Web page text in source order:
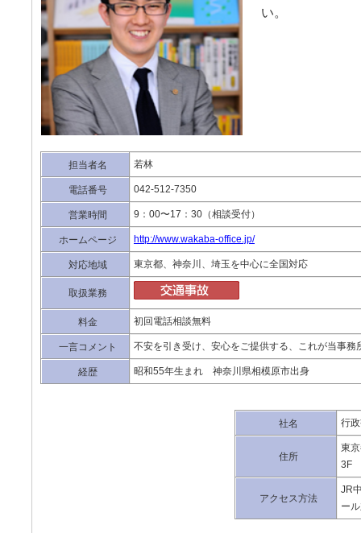
い。
担当者名 若林
電話番号 042-512-7350
営業時間 9：00〜17：30（相談受付）
ホームページ http://www.wakaba-office.jp/
対応地域 東京都、神奈川、埼玉を中心に全国対応
取扱業務
料金 初回電話相談無料
一言コメント 不安を引き受け、安心をご提供する、これが当事
経歴 昭和55年生まれ 神奈川県相模原市出身
社名 行
住所
東
3F
アクセス方法
JR
ー